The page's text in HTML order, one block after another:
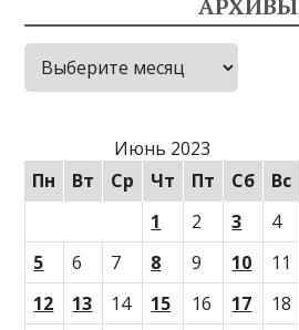
Архивы
Июнь 2023
Пн
Вт Ср Чт Пт Сб
Вс
1
2 3
4
5
6 7 8 9 10
11
12
13 14 15 16 17
18